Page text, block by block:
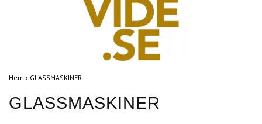
Hem › GLASSMASKINER
GLASSMASKINER